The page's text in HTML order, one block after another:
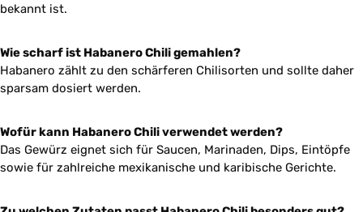
bekannt ist.
Wie scharf ist Habanero Chili gemahlen?
Habanero zählt zu den schärferen Chilisorten und sollte daher
sparsam dosiert werden.
Wofür kann Habanero Chili verwendet werden?
Das Gewürz eignet sich für Saucen, Marinaden, Dips, Eintöpfe
sowie für zahlreiche mexikanische und karibische Gerichte.